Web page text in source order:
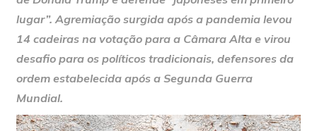
lugar”. Agremiação surgida após a pandemia levou
14 cadeiras na votação para a Câmara Alta e virou
desafio para os políticos tradicionais, defensores da
ordem estabelecida após a Segunda Guerra
Mundial.